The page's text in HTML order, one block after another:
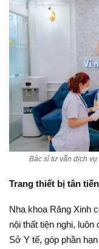
Bác sĩ tư vấn dịch
Trang thiết bị tân tiến
Nha khoa Răng Xinh
nội thất tiện nghi,
Sở Y tế, góp phần